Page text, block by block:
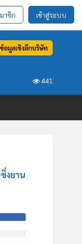
าชิก เข้าสู่ระบบ
อมูลเชิงลึกบริษัท
441
งยาน